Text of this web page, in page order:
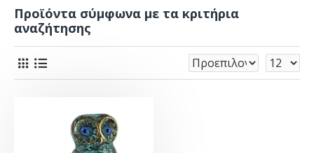
Προϊόντα σύμφωνα με τα κριτήρια
αναζήτησης